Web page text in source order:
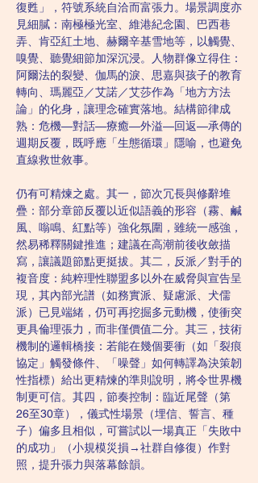
復甦」，符號系統自洽而富張力。場景調度亦
見細膩：南極極光室、維港紀念園、巴西巷
弄、肯亞紅土地、赫爾辛基雪地等，以觸覺、
嗅覺、聽覺細節加深沉浸。人物群像立得住：
阿爾法的裂變、伽馬的淚、思嘉與孩子的教育
轉向、瑪麗亞／艾諾／艾莎作為「地方方法
論」的化身，讓理念確實落地。結構節律成
熟：危機—對話—療癒—外溢—回返—承傳的
週期反覆，既呼應「生態循環」隱喻，也避免
直線救世敘事。
仍有可精煉之處。其一，節次冗長與修辭堆
疊：部分章節反覆以近似語義的形容（霧、鹹
風、嗡鳴、紅點等）強化氛圍，雖統一感強，
然易稀釋關鍵推進；建議在高潮前後收斂描
寫，讓議題節點更挺拔。其二，反派／對手的
複音度：純粹理性聯盟多以外在威脅與宣告呈
現，其內部光譜（如務實派、疑慮派、犬儒
派）已見端緒，仍可再挖掘多元動機，使衝突
更具倫理張力，而非僅價值二分。其三，技術
機制的邏輯橋接：若能在幾個要衝（如「裂痕
協定」觸發條件、「噪聲」如何轉譯為決策韌
性指標）給出更精煉的準則說明，將令世界機
制更可信。其四，節奏控制：臨近尾聲（第
26至30章），儀式性場景（埋信、誓言、種
子）偏多且相似，可嘗試以一場真正「失敗中
的成功」（小規模災損→社群自修復）作對
照，提升張力與落幕餘韻。